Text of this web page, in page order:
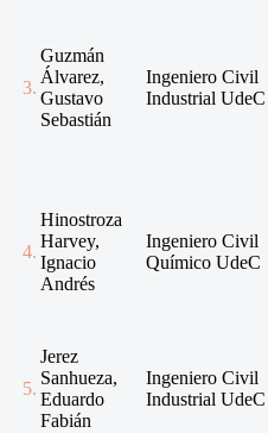
3.
Guzmán
Álvarez,
Gustavo
Sebastián
Ingeniero Civil
Industrial UdeC
4.
Hinostroza
Harvey,
Ignacio
Andrés
Ingeniero Civil
Químico UdeC
5.
Jerez
Sanhueza,
Eduardo
Fabián
Ingeniero Civil
Industrial UdeC